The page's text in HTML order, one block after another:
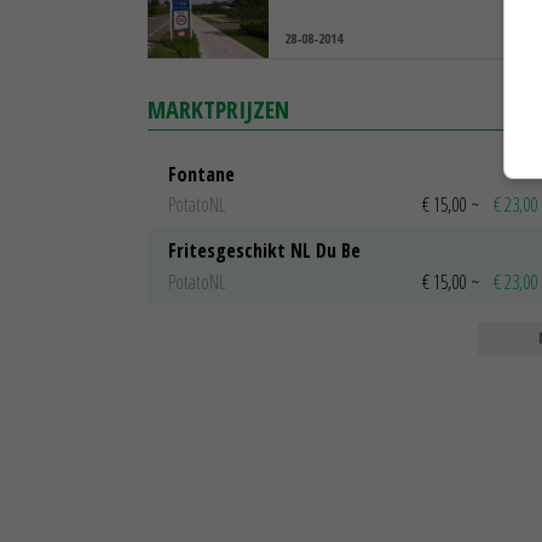
28-08-2014
MARKTPRIJZEN
Fontane
PotatoNL
€ 15,00 ~ € 23,00
Fritesgeschikt NL Du Be
PotatoNL
€ 15,00 ~ € 23,00